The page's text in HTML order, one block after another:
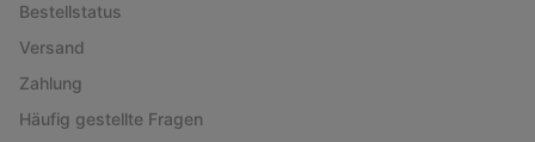
Bestellstatus
Versand
Zahlung
Häufig gestellte Fragen